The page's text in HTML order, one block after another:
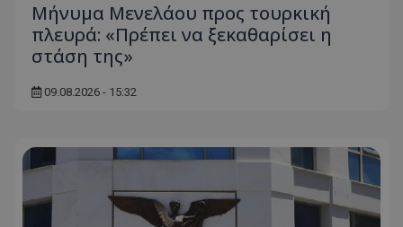
Μήνυμα Μενελάου προς τουρκική
πλευρά: «Πρέπει να ξεκαθαρίσει η
στάση της»
09.08.2026 - 15:32
VISITOR_PRIVACY_METADATA